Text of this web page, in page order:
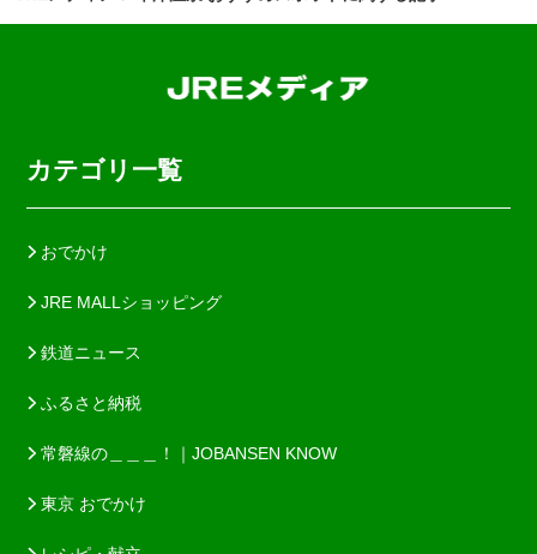
カテゴリ一覧
おでかけ
JRE MALLショッピング
鉄道ニュース
ふるさと納税
常磐線の＿＿＿！｜JOBANSEN KNOW
東京 おでかけ